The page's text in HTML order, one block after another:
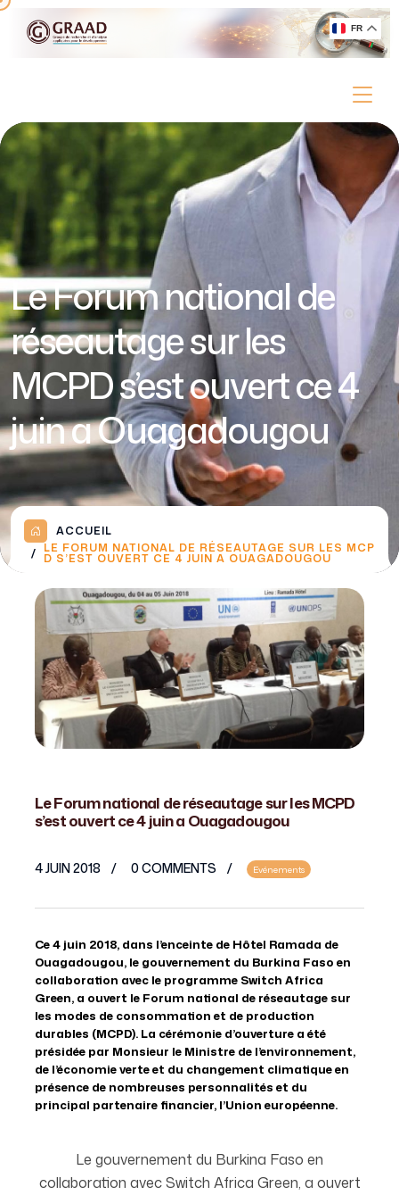
Le Forum national de
réseautage sur les
MCPD s’est ouvert ce 4
juin a Ouagadougou
ACCUEIL
LE FORUM NATIONAL DE RÉSEAUTAGE SUR LES MCP
D S’EST OUVERT CE 4 JUIN A OUAGADOUGOU
Le Forum national de réseautage sur les MCPD
s’est ouvert ce 4 juin a Ouagadougou
4 JUIN 2018 0 COMMENTS Evénements
Ce 4 juin 2018, dans l’enceinte de Hôtel Ramada de
Ouagadougou, le gouvernement du Burkina Faso en
collaboration avec le programme Switch Africa
Green, a ouvert le Forum national de réseautage sur
les modes de consommation et de production
durables (MCPD). La cérémonie d’ouverture a été
présidée par Monsieur le Ministre de l’environnement,
de l’économie verte et du changement climatique en
présence de nombreuses personnalités et du
principal partenaire financier, l’Union européenne.
Le gouvernement du Burkina Faso en
collaboration avec Switch Africa Green, a ouvert
FR